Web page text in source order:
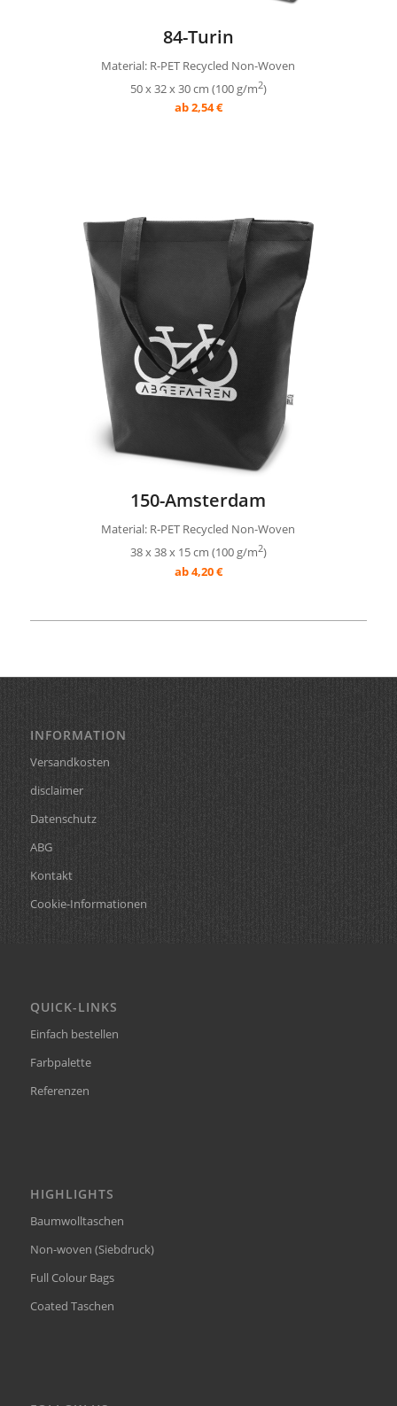
84-Turin
Material: R-PET Recycled Non-Woven
50 x 32 x 30 cm (100 g/m2)
ab 2,54 €
150-Amsterdam
Material: R-PET Recycled Non-Woven
38 x 38 x 15 cm (100 g/m2)
ab 4,20 €
INFORMATION
Versandkosten
disclaimer
Datenschutz
ABG
Kontakt
Cookie-Informationen
QUICK-LINKS
Einfach bestellen
Farbpalette
Referenzen
HIGHLIGHTS
Baumwolltaschen
Non-woven (Siebdruck)
Full Colour Bags
Coated Taschen